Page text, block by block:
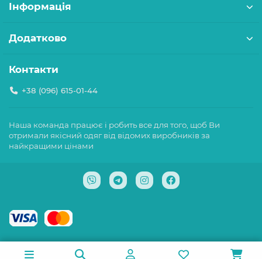
Інформація
Додатково
Контакти
+38 (096) 615-01-44
Наша команда працює і робить все для того, щоб Ви
отримали якісний одяг від відомих виробників за
найкращими цінами